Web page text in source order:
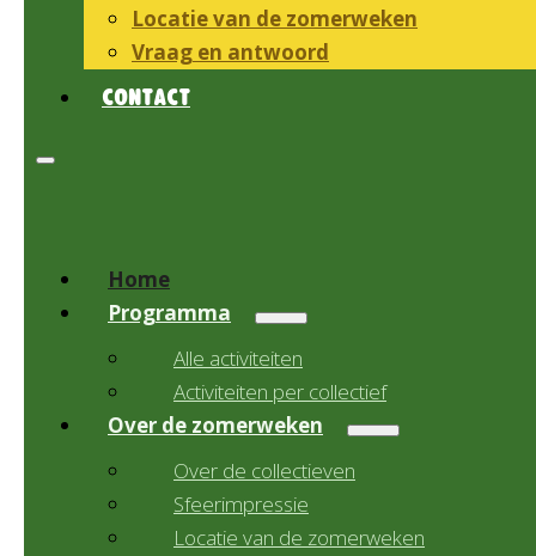
Locatie van de zomerweken
Vraag en antwoord
CONTACT
Home
Programma
Alle activiteiten
Activiteiten per collectief
Over de zomerweken
Over de collectieven
Sfeerimpressie
Locatie van de zomerweken